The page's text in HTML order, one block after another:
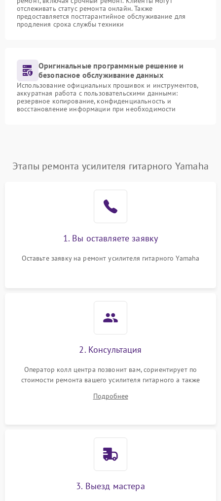
отслеживать статус ремонта онлайн. Также
предоставляется постгарантийное обслуживание для
продления срока службы техники
Оригинальные программные решение и
безопасное обслуживание данных
Использование официальных прошивок и инструментов,
аккуратная работа с пользовательскими данными:
резервное копирование, конфиденциальность и
восстановление информации при необходимости
Этапы ремонта усилителя гитарного Yamaha
1. Вы оставляете заявку
Оставьте заявку на ремонт усилителя гитарного Yamaha
2. Консультация
Оператор колл центра позвонит вам, сориентирует по
стоимости ремонта вашего усилителя гитарного а также
Подробнее
3. Выезд мастера